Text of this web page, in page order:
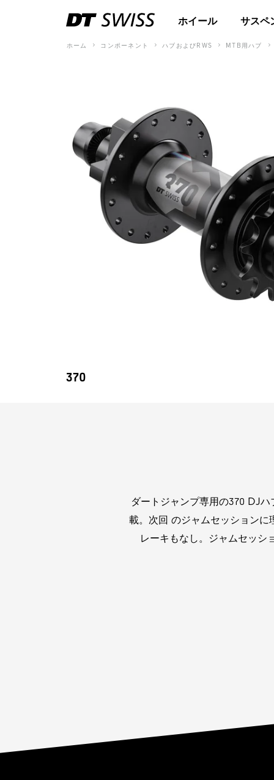
ホイール サスペ
ホーム コンポーネント ハブおよびRWS MTB用ハブ
370
ダートジャンプ専用の370 DJ
載。次回 のジャムセッション
レーキもなし。ジャムセッシ